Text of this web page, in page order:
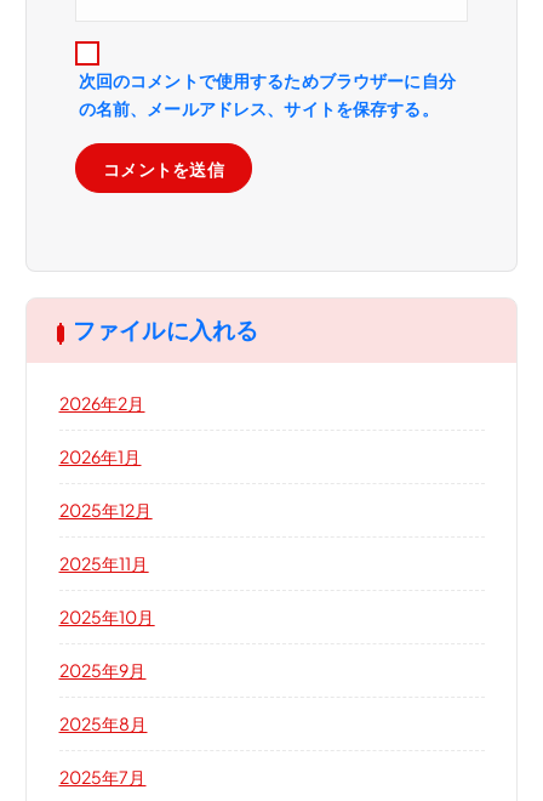
次回のコメントで使用するためブラウザーに自分
の名前、メールアドレス、サイトを保存する。
ファイルに入れる
2026年2月
2026年1月
2025年12月
2025年11月
2025年10月
2025年9月
2025年8月
2025年7月